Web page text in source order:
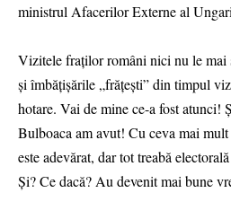
ministrul Afacerilor Externe al
Vizitele fraților români nici nu le mai
și îmbățișările „frățești” din timpul
hotare. Vai de mine ce-a fost atunci!
Bulboaca am avut! Cu ceva mai
este adevărat, dar tot treabă
Și? Ce dacă? Au devenit mai bune